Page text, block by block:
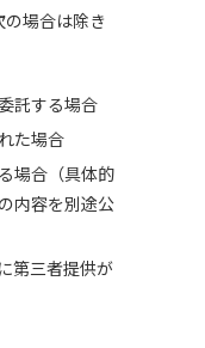
場合は除き
託する場合
た場合
場合（具体的
内容を別途公
第三者提供が